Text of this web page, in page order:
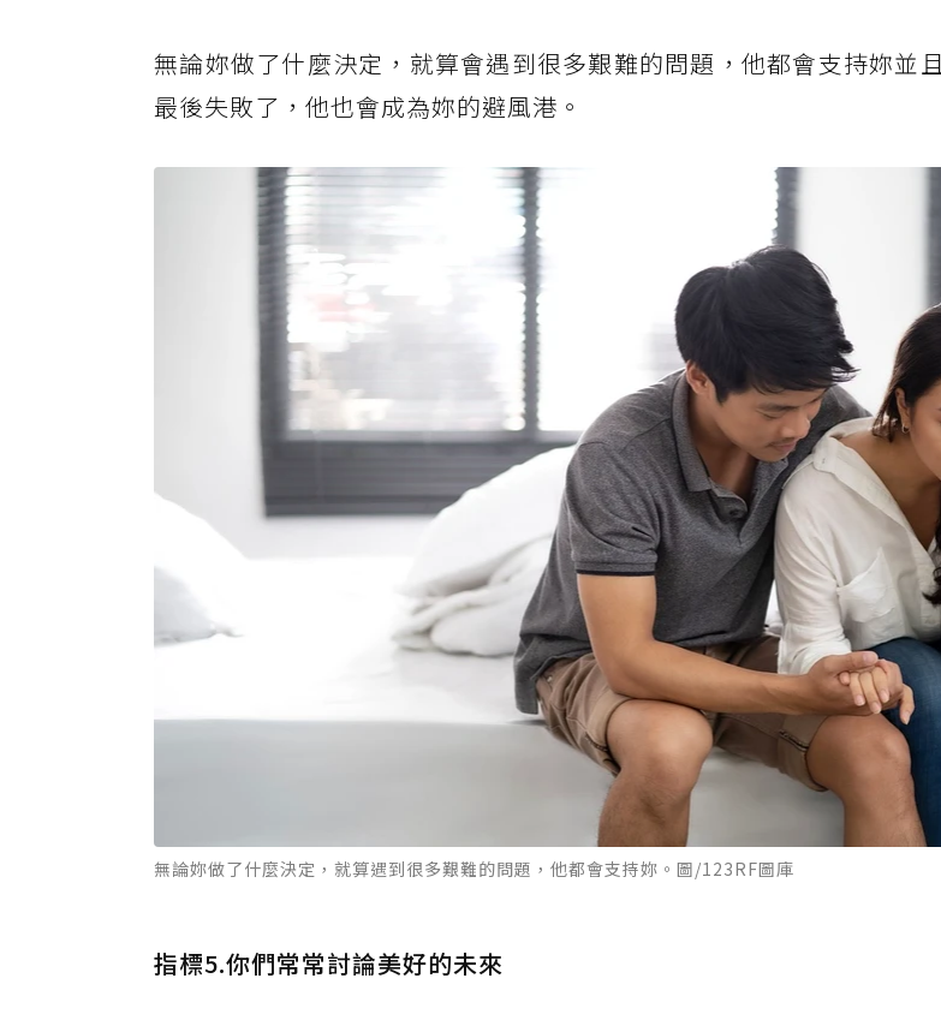
無論妳做了什麼決定，就算會遇到很多艱難的問題，他都會支持妳並
最後失敗了，他也會成為妳的避風港。
無論妳做了什麼決定，就算遇到很多艱難的問題，他都會支持妳。圖/123RF圖庫
指標5.你們常常討論美好的未來